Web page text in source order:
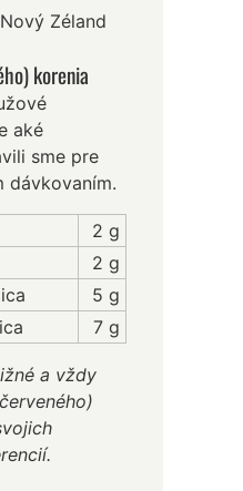
Zéland
korenia
aké
sme pre
dávkovaním.
2 g
2 g
5 g
7 g
a vždy